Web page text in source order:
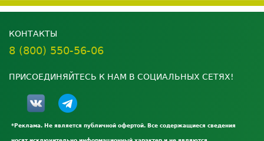
КОНТАКТЫ
8 (800) 550-56-06
ПРИСОЕДИНЯЙТЕСЬ К НАМ В СОЦИАЛЬНЫХ СЕТЯХ!
*Реклама. Не является публичной офертой. Все содержащиеся сведения